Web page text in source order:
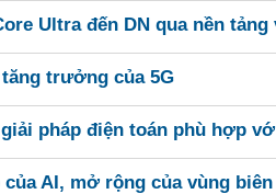
Ultra đến DN qua nền
trưởng của 5G
pháp điện toán phù hợp
AI, mở rộng của vùng